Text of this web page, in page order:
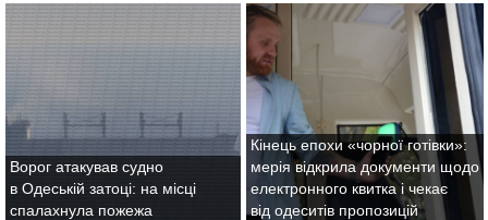
Ворог атакував судно
в Одеській затоці: на місці
спалахнула пожежа
Кінець епохи «чорної готівки»:
мерія відкрила документи щодо
електронного квитка і чекає
від одеситів пропозицій